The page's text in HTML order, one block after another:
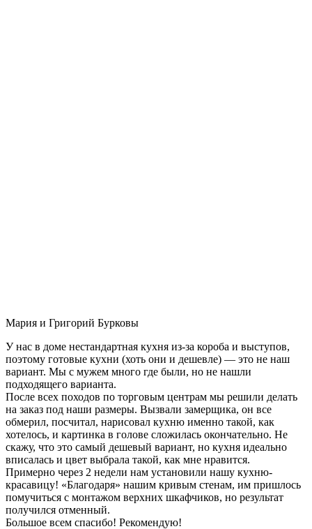
Мария и Григорий Бурковы
У нас в доме нестандартная кухня из-за короба и выступов,
поэтому готовые кухни (хоть они и дешевле) — это не наш
вариант. Мы с мужем много где были, но не нашли
подходящего варианта.
После всех походов по торговым центрам мы решили делать
на заказ под наши размеры. Вызвали замерщика, он все
обмерил, посчитал, нарисовал кухню именно такой, как
хотелось, и картинка в голове сложилась окончательно. Не
скажу, что это самый дешевый вариант, но кухня идеально
вписалась и цвет выбрала такой, как мне нравится.
Примерно через 2 недели нам установили нашу кухню-
красавицу! «Благодаря» нашим кривым стенам, им пришлось
помучиться с монтажом верхних шкафчиков, но результат
получился отменный.
Большое всем спасибо! Рекомендую!